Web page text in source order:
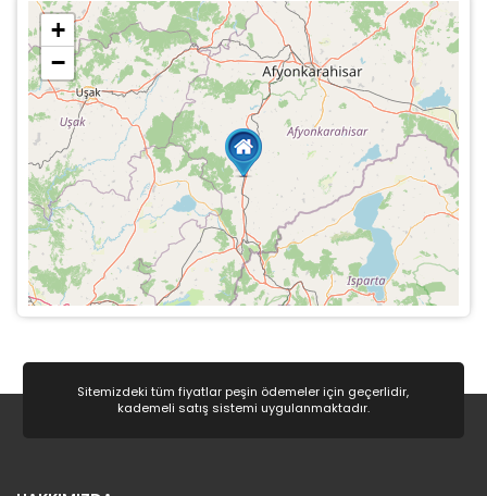
+
−
Sitemizdeki tüm fiyatlar peşin ödemeler için geçerlidir,
kademeli satış sistemi uygulanmaktadır.